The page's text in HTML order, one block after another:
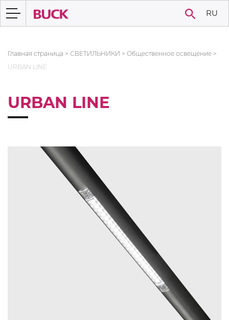
RU
Главная страница > СВЕТИЛЬНИКИ > Общественное освещение >
URBAN LINE
URBAN LINE